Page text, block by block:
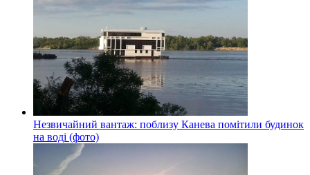
Незвичайний вантаж: поблизу Канева помітили будинок
на воді (фото)